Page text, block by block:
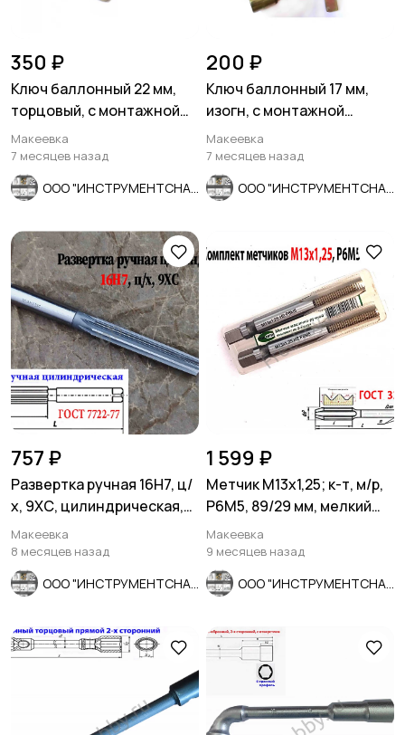
350 ₽
Ключ баллонный 22 мм,
торцовый, с монтажной
лопаткой, оцинков, СССР.
Макеевка
7 месяцев назад
200 ₽
Ключ баллонный 17 мм,
изогн, с монтажной
лопаткой, оцинкованный,
СССР.
Макеевка
7 месяцев назад
757 ₽
Развертка ручная 16Н7, ц/
х, 9ХС, цилиндрическая,
175/87 мм, 2360-0142.
Макеевка
8 месяцев назад
1 599 ₽
Метчик М13х1,25; к-т, м/р,
Р6М5, 89/29 мм, мелкий
шаг, ГОСТ 3266-81
Макеевка
9 месяцев назад